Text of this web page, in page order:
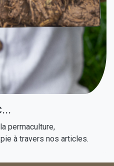
permaculture,
à travers nos articles.